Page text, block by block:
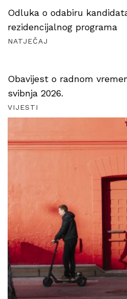
Odluka o odabiru
rezidencijalnog programa
NATJEČAJ
Obavijest o radnom
svibnja 2026.
VIJESTI